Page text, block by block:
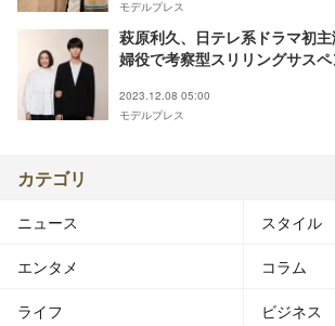
モデルプレス
萩原利久、日テレ系ドラマ初
婦役で考察型スリリングサス
2023.12.08 05:00
モデルプレス
カテゴリ
ニュース スタイル
エンタメ コラム
ライフ ビジネス